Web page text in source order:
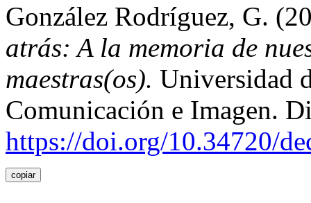
González Rodríguez, G.
atrás: A la memoria de
maestras(os). Universidad
Comunicación e Imagen.
https://doi.org/10.34720/
copiar